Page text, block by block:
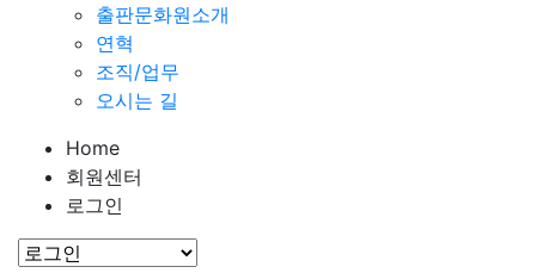
출판문화원소개
연혁
조직/업무
오시는 길
Home
회원센터
로그인